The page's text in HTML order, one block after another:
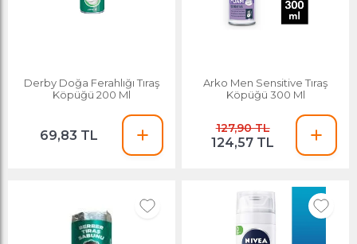
Derby Doğa Ferahlığı Tıraş
Köpüğü 200 Ml
69,83 TL
Arko Men Sensitive Tıraş
Köpüğü 300 Ml
127,90 TL
124,57 TL